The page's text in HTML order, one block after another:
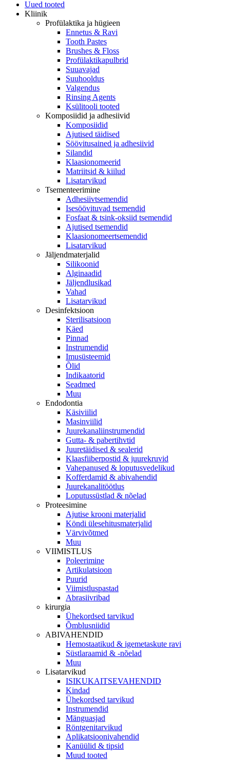
Uued tooted
Kliinik
Profülaktika ja hügieen
Ennetus & Ravi
Tooth Pastes
Brushes & Floss
Profülaktikapulbrid
Suuavajad
Suuhooldus
Valgendus
Rinsing Agents
Ksülitooli tooted
Komposiidid ja adhesiivid
Komposiidid
Ajutised täidised
Söövitusained ja adhesiivid
Silandid
Klaasionomeerid
Matriitsid & kiilud
Lisatarvikud
Tsementeerimine
Adhesiivtsemendid
Isesöövituvad tsemendid
Fosfaat & tsink-oksiid tsemendid
Ajutised tsemendid
Klaasionomeertsemendid
Lisatarvikud
Jäljendmaterjalid
Silikoonid
Alginaadid
Jäljendlusikad
Vahad
Lisatarvikud
Desinfektsioon
Sterilisatsioon
Käed
Pinnad
Instrumendid
Imusüsteemid
Õlid
Indikaatorid
Seadmed
Muu
Endodontia
Käsiviilid
Masinviilid
Juurekanaliinstrumendid
Gutta- & pabertihvtid
Juuretäidised & sealerid
Klaasfiiberpostid & juurekruvid
Vahepanused & loputusvedelikud
Kofferdamid & abivahendid
Juurekanalitöötlus
Loputussüstlad & nõelad
Proteesimine
Ajutise krooni materjalid
Köndi ülesehitusmaterjalid
Värvivõtmed
Muu
VIIMISTLUS
Poleerimine
Artikulatsioon
Puurid
Viimistluspastad
Abrasiivribad
kirurgia
Ühekordsed tarvikud
Õmblusniidid
ABIVAHENDID
Hemostaatikud & igemetaskute ravi
Süstlaraamid & -nõelad
Muu
Lisatarvikud
ISIKUKAITSEVAHENDID
Kindad
Ühekordsed tarvikud
Instrumendid
Mänguasjad
Röntgenitarvikud
Aplikatsioonivahendid
Kanüülid & tipsid
Muud tooted